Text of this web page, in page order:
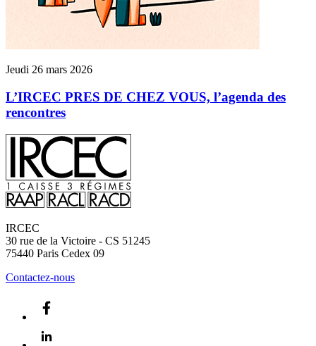
Jeudi 26 mars 2026
L’IRCEC PRES DE CHEZ VOUS, l’agenda des
rencontres
IRCEC
30 rue de la Victoire - CS 51245
75440 Paris Cedex 09
Contactez-nous